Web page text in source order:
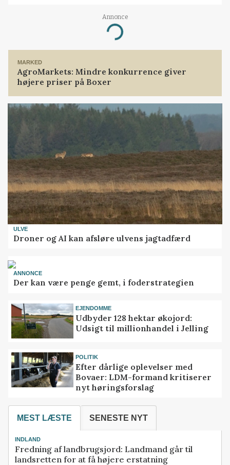
Annonce
Loading...
MARKED
AgroMarkets: Mindre konkurrence giver
højere priser på Boxer
ULVE
Droner og AI kan afsløre ulvens jagtadfærd
ANNONCE
Der kan være penge gemt, i foderstrategien
EJENDOMME
Udbyder 128 hektar økojord:
Udsigt til millionhandel i Jelling
POLITIK
Efter dårlige oplevelser med
Bovaer: LDM-formand kritiserer
nyt høringsforslag
MEST LÆSTE SENESTE NYT
INDLAND
Fredning af landbrugsjord: Landmand går til
landsretten for at få højere erstatning